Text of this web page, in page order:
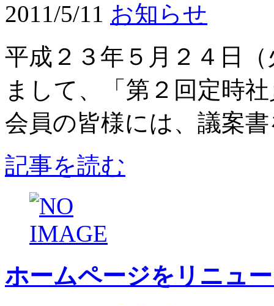
2011/5/11 お知らせ
平成２３年５月２４日
まして、「第２回定時
会員の皆様には、議案
記事を読む
ホームページをリニュ